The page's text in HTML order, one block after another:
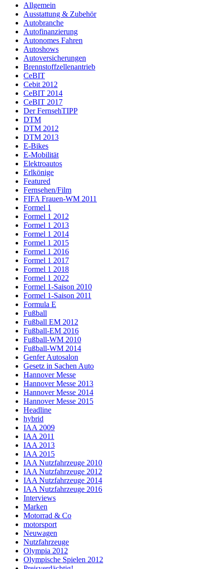
Allgemein
Ausstattung & Zubehör
Autobranche
Autofinanzierung
Autonomes Fahren
Autoshows
Autoversicherungen
Brennstoffzellenantrieb
CeBIT
Cebit 2012
CeBIT 2014
CeBIT 2017
Der FernsehTIPP
DTM
DTM 2012
DTM 2013
E-Bikes
E-Mobilität
Elektroautos
Erlkönige
Featured
Fernsehen/Film
FIFA Frauen-WM 2011
Formel 1
Formel 1 2012
Formel 1 2013
Formel 1 2014
Formel 1 2015
Formel 1 2016
Formel 1 2017
Formel 1 2018
Formel 1 2022
Formel 1-Saison 2010
Formel 1-Saison 2011
Formula E
Fußball
Fußball EM 2012
Fußball-EM 2016
Fußball-WM 2010
Fußball-WM 2014
Genfer Autosalon
Gesetz in Sachen Auto
Hannover Messe
Hannover Messe 2013
Hannover Messe 2014
Hannover Messe 2015
Headline
hybrid
IAA 2009
IAA 2011
IAA 2013
IAA 2015
IAA Nutzfahrzeuge 2010
IAA Nutzfahrzeuge 2012
IAA Nutzfahrzeuge 2014
IAA Nutzfahrzeuge 2016
Interviews
Marken
Motorrad & Co
motorsport
Neuwagen
Nutzfahrzeuge
Olympia 2012
Olympische Spielen 2012